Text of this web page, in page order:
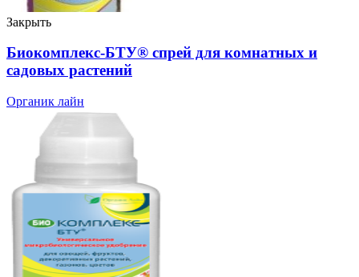
Закрыть
Биокомплекс-БТУ® спрей для комнатных и
садовых растений
Органик лайн